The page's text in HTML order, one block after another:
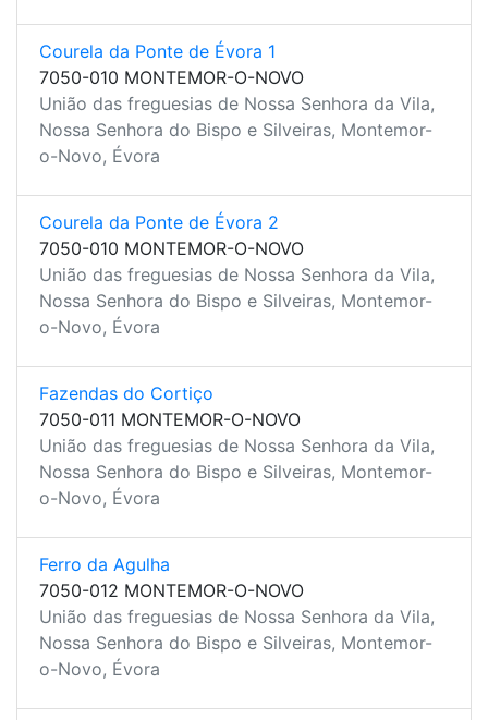
Courela da Ponte de Évora 1
7050-010 MONTEMOR-O-NOVO
União das freguesias de Nossa Senhora da Vila,
Nossa Senhora do Bispo e Silveiras, Montemor-
o-Novo, Évora
Courela da Ponte de Évora 2
7050-010 MONTEMOR-O-NOVO
União das freguesias de Nossa Senhora da Vila,
Nossa Senhora do Bispo e Silveiras, Montemor-
o-Novo, Évora
Fazendas do Cortiço
7050-011 MONTEMOR-O-NOVO
União das freguesias de Nossa Senhora da Vila,
Nossa Senhora do Bispo e Silveiras, Montemor-
o-Novo, Évora
Ferro da Agulha
7050-012 MONTEMOR-O-NOVO
União das freguesias de Nossa Senhora da Vila,
Nossa Senhora do Bispo e Silveiras, Montemor-
o-Novo, Évora